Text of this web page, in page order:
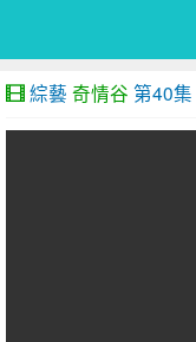
綜藝 奇情谷 第40集